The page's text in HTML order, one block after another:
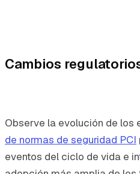
Cambios
Observe la evolución de los
de normas de seguridad PCI
eventos del ciclo de vida e